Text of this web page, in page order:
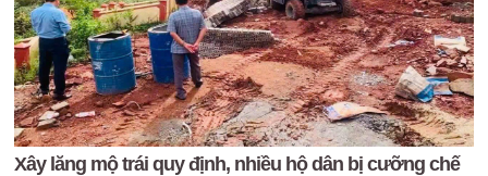
Xây lăng mộ trái quy định, nhiều hộ dân bị cưỡng chế